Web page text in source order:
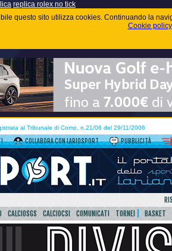
replica rolex no tick
questo sito utilizza cookies. Continuando la
Cookie policy
al Tribunale di Como, n.21/06 del 29/11/2006
COLLABORA CON LARIOSPORT PUBBLICITÀ
CALCIOSGS CALCIOCSI COMUNICATI TORNEI BASKET